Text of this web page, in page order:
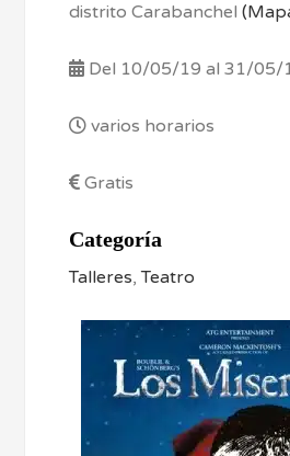
distrito Carabanchel
Del 10/05/19 al 31/05/
varios horarios
Gratis
Categoría
Talleres,Teatro